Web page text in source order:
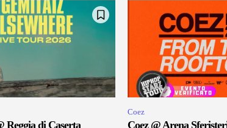
Reggia di Caserta
Coez
Coez @ Arena